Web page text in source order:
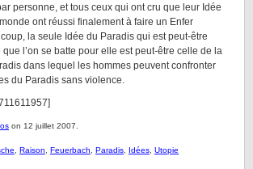
personne, et tous ceux qui ont cru que leur Idée
ont réussi finalement à faire un Enfer
la seule Idée du Paradis qui est peut-être
l’on se batte pour elle est peut-être celle de la
dans lequel les hommes peuvent confronter
du Paradis sans violence.
on 12 juillet 2007.
Raison Feuerbach Paradis Idées Utopie